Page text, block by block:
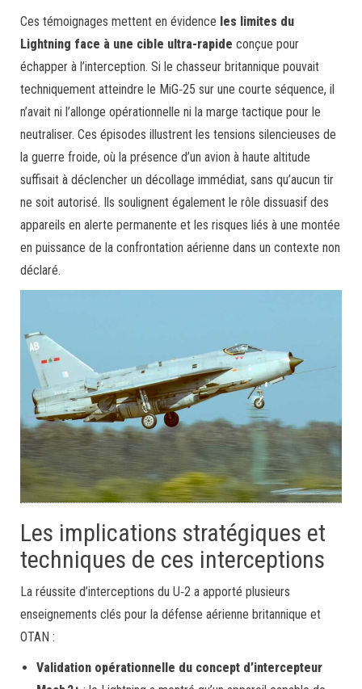
Ces témoignages mettent en évidence les limites du
Lightning face à une cible ultra-rapide conçue pour
échapper à l’interception. Si le chasseur britannique pouvait
techniquement atteindre le MiG‑25 sur une courte séquence, il
n’avait ni l’allonge opérationnelle ni la marge tactique pour le
neutraliser. Ces épisodes illustrent les tensions silencieuses de
la guerre froide, où la présence d’un avion à haute altitude
suffisait à déclencher un décollage immédiat, sans qu’aucun tir
ne soit autorisé. Ils soulignent également le rôle dissuasif des
appareils en alerte permanente et les risques liés à une montée
en puissance de la confrontation aérienne dans un contexte non
déclaré.
Les implications stratégiques et
techniques de ces interceptions
La réussite d’interceptions du U‑2 a apporté plusieurs
enseignements clés pour la défense aérienne britannique et
OTAN :
Validation opérationnelle du concept d’intercepteur